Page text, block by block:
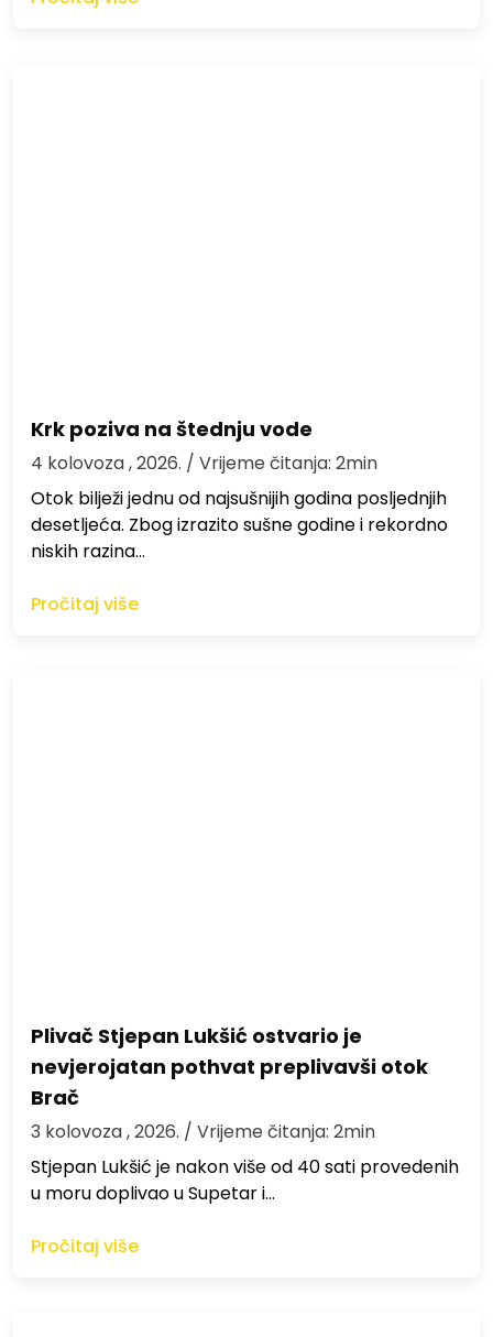
Krk poziva na štednju vode
4 kolovoza , 2026. / Vrijeme čitanja: 2min
Otok bilježi jednu od najsušnijih godina posljednjih
desetljeća. Zbog izrazito sušne godine i rekordno
niskih razina…
Pročitaj više
Plivač Stjepan Lukšić ostvario je
nevjerojatan pothvat preplivavši otok
Brač
3 kolovoza , 2026. / Vrijeme čitanja: 2min
St​jepan Lukšić je nakon više od 40 sati provedenih
u moru doplivao u Supetar i…
Pročitaj više